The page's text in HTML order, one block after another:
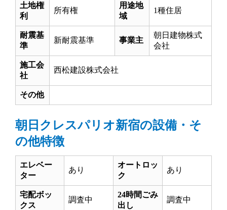
土地権
利
所有権
用途地
域
1種住居
耐震基
準
新耐震基準 事業主
朝日建物株式
会社
施工会
社
西松建設株式会社
その他
朝日クレスパリオ新宿の設備・そ
の他特徴
エレベー
ター
あり
オートロッ
ク
あり
宅配ボッ
クス
調査中
24時間ごみ
出し
調査中